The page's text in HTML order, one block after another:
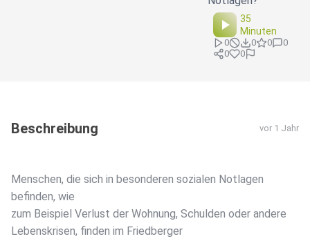
35
Minuten
0 0 0
0
0
0
Beschreibung vor 1 Jahr
Menschen, die sich in besonderen sozialen Notlagen
befinden, wie
zum Beispiel Verlust der Wohnung, Schulden oder andere
Lebenskrisen, finden im Friedberger